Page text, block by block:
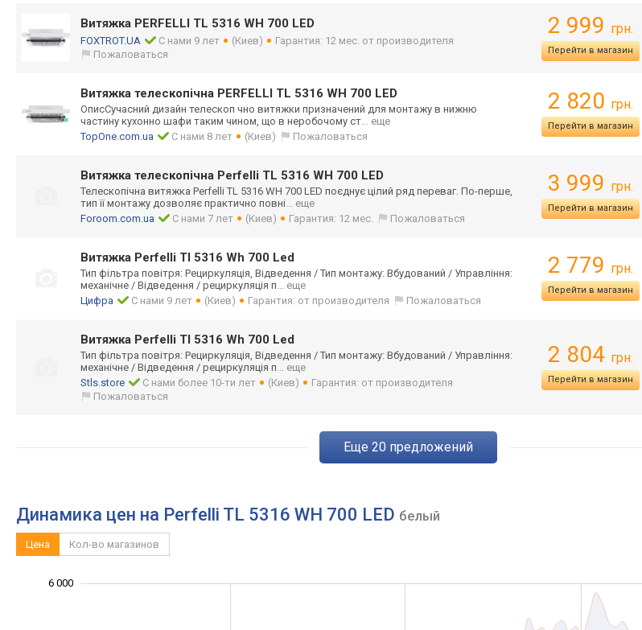
Витяжка PERFELLI TL 5316 WH 700 LED
FOXTROT.UA С нами 9 лет (Киев)
Гарантия: 12 мес. от производителя
Пожаловаться
2 999 грн.
Перейти в магазин
Витяжка телескопічна PERFELLI TL 5316 WH 700 LED
ОписСучасний дизайн телескоп чно витяжки призначений для монтажу в нижню
частину кухонно шафи таким чином, що в неробочому ст... еще
TopOne.com.ua
С нами 8 лет (Киев) Пожаловаться
2 820 грн.
Перейти в магазин
Витяжка телескопічна Perfelli TL 5316 WH 700 LED
Телескопічна витяжка Perfelli TL 5316 WH 700 LED поєднує цілий ряд переваг. По-перше,
тип її монтажу дозволяє практично повні... еще
Foroom.com.ua
С нами 7 лет (Киев) Гарантия: 12 мес. Пожаловаться
3 999 грн.
Перейти в магазин
Витяжка Perfelli Tl 5316 Wh 700 Led
Тип фільтра повітря: Рециркуляція, Відведення / Тип монтажу: Вбудований / Управління:
механічне / Відведення / рециркуляція п... еще
Цифра
С нами 9 лет (Киев) Гарантия: от производителя Пожаловаться
2 779 грн.
Перейти в магазин
Витяжка Perfelli Tl 5316 Wh 700 Led
Тип фільтра повітря: Рециркуляція, Відведення / Тип монтажу: Вбудований / Управління:
механічне / Відведення / рециркуляція п... еще
Stls.store
С нами более 10-ти лет (Киев)
Гарантия: от производителя
Пожаловаться
2 804 грн.
Перейти в магазин
eще 20предложений
Динамика цен на Perfelli TL 5316 WH 700 LED белый
Цена Кол-во магазинов
6 000